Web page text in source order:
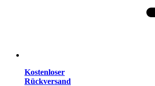
Kostenloser
Rückversand